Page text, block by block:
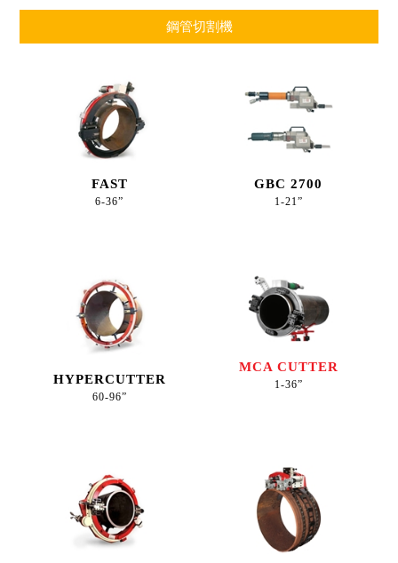
鋼管切割機
FAST
6-36”
GBC 2700
1-21”
HYPERCUTTER
60-96”
MCA CUTTER
1-36”